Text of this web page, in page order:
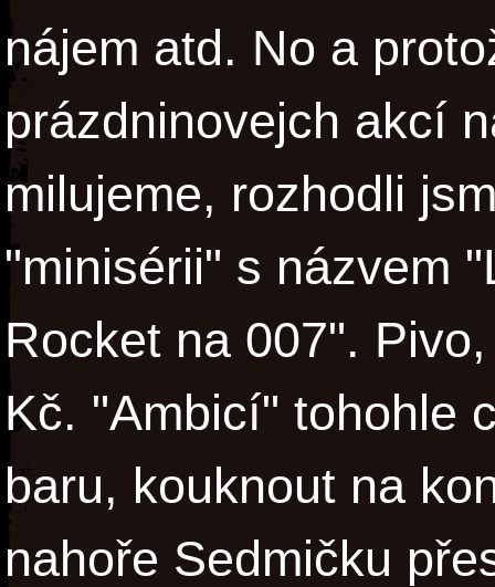
nájem atd. No a
prázdninovejch akcí
milujeme, rozhodli
"minisérii" s názvem
Rocket na 007".
Kč. "Ambicí" tohohle
baru, kouknout na
nahoře Sedmičku